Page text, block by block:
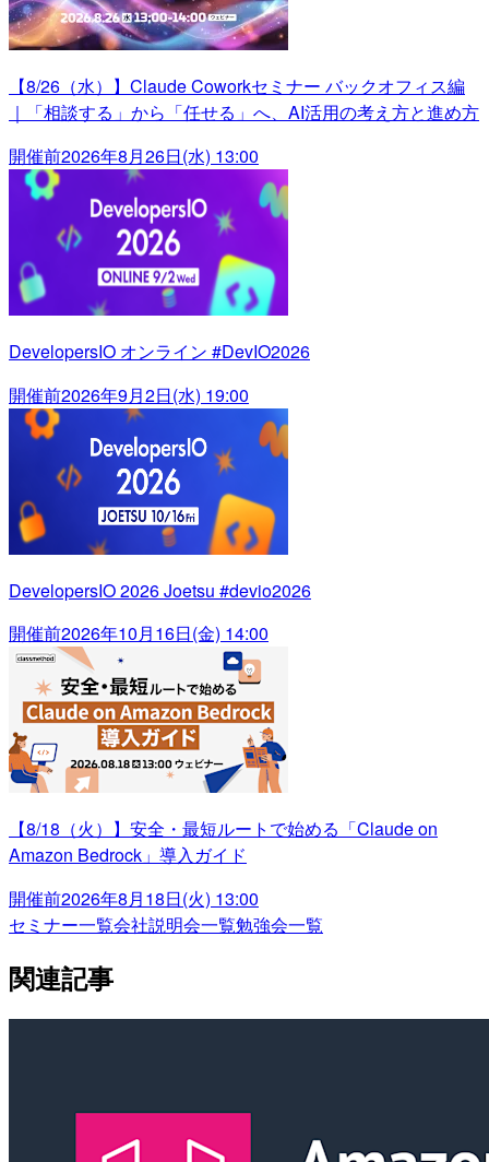
【8/26（水）】Claude Coworkセミナー バックオフィス編
｜「相談する」から「任せる」へ、AI活用の考え方と進め方
開催前2026年8月26日(水) 13:00
DevelopersIO オンライン #DevIO2026
開催前2026年9月2日(水) 19:00
DevelopersIO 2026 Joetsu #devio2026
開催前2026年10月16日(金) 14:00
【8/18（火）】安全・最短ルートで始める「Claude on
Amazon Bedrock」導入ガイド
開催前2026年8月18日(火) 13:00
セミナー一覧会社説明会一覧勉強会一覧
関連記事